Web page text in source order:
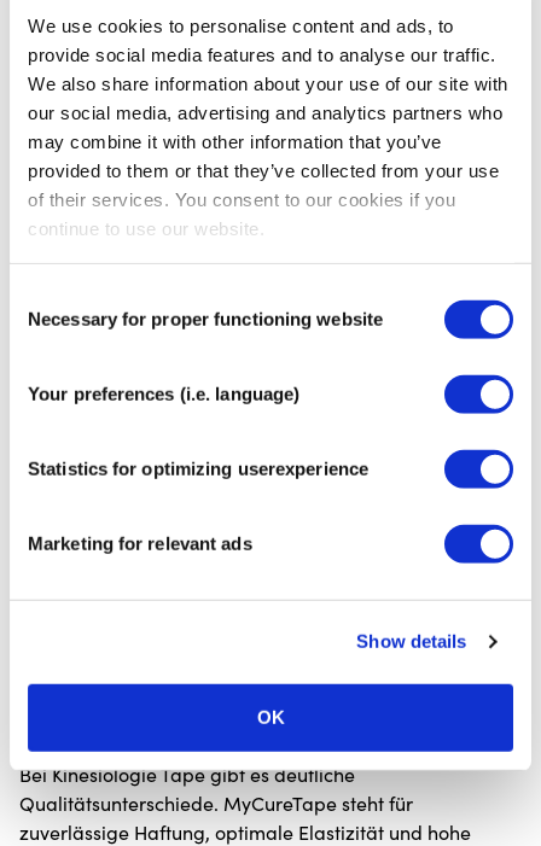
We use cookies to personalise content and ads, to
provide social media features and to analyse our traffic.
We also share information about your use of our site with
our social media, advertising and analytics partners who
may combine it with other information that you’ve
provided to them or that they’ve collected from your use
of their services. You consent to our cookies if you
continue to use our website.
Selection
Necessary for proper functioning website
Your preferences (i.e. language)
Statistics for optimizing userexperience
Marketing for relevant ads
Show details
OK
Wasserabweisend und langlebig – hält bei
Schweiß, Duschen und leichter sportlicher
Belastung
Hautfreundlich und latexfrei, auch für empfindliche
Haut geeignet
Attraktive Designs ohne Kompromisse bei Qualität
und Funktion
Hergestellt unter strenger Qualitätskontrolle in
einer ISO zertifizierten medizinischen
Entspricht den europäischen MDR Anforderungen
Anwendungsbereiche
Unterstützung von Muskeln, Sehnen und Gelenken
im Sport und Alltag
der Beweglichkeit
Präventive Stabilisierung belasteter Bereiche
Haltungsunterstützung und Stabilität in
Qualität und Sicherheit
Bei Kinesiologie Tape gibt es deutliche
Qualitätsunterschiede. MyCureTape steht für
zuverlässige Haftung, optimale Elastizität und hohe